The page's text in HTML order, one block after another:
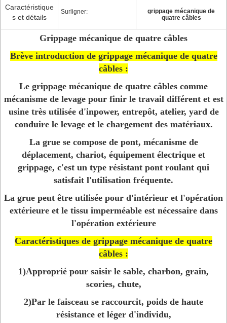
Caractéristique
s et détails
Surligner:
grippage mécanique de
quatre câbles
Grippage mécanique de quatre câbles
Brève introduction de grippage mécanique de quatre
câbles :
Le grippage mécanique de quatre câbles comme
mécanisme de levage pour finir le travail différent et est
usine très utilisée d'inpower, entrepôt, atelier, yard de
conduire le levage et le chargement des matériaux.
La grue se compose de pont, mécanisme de
déplacement, chariot, équipement électrique et
grippage, c'est un type résistant pont roulant qui
satisfait l'utilisation fréquente.
La grue peut être utilisée pour d'intérieur et l'opération
extérieure et le tissu imperméable est nécessaire dans
l'opération extérieure
Caractéristiques de grippage mécanique de quatre
câbles :
1)Approprié pour saisir le sable, charbon, grain,
scories, chute,
2)Par le faisceau se raccourcit, poids de haute
résistance et léger d'individu,